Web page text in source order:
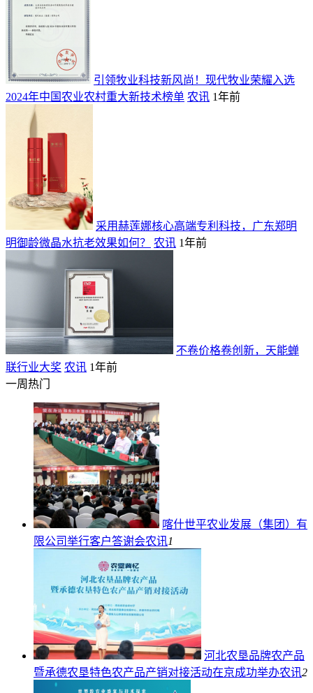
引领牧业科技新风尚！现代牧业荣耀入选
2024年中国农业农村重大新技术榜单 农讯 1年前
采用赫莲娜核心高端专利科技，广东郑明
明御龄微晶水抗老效果如何？
农讯 1年前
不卷价格卷创新，天能蝉
联行业大奖 农讯 1年前
一周热门
喀什世平农业发展（集团）有
限公司举行客户答谢会农讯1
河北农垦品牌农产品
暨承德农垦特色农产品产销对接活动在京成功举办农讯2